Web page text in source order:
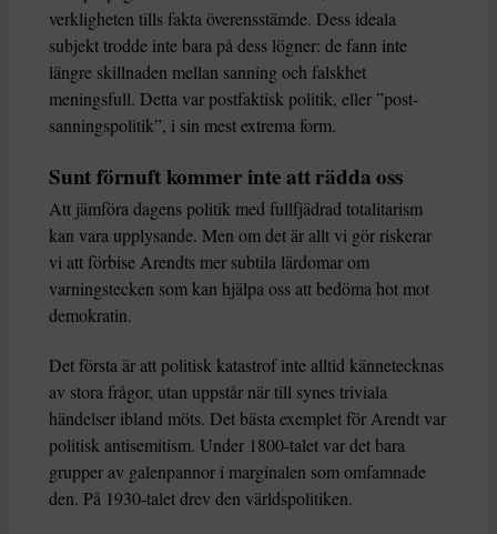
verkligheten tills fakta överensstämde. Dess ideala
subjekt trodde inte bara på dess lögner: de fann inte
längre skillnaden mellan sanning och falskhet
meningsfull. Detta var postfaktisk politik, eller ”post-
sanningspolitik”, i sin mest extrema form.
Sunt förnuft kommer inte att rädda oss
Att jämföra dagens politik med fullfjädrad totalitarism
kan vara upplysande. Men om det är allt vi gör riskerar
vi att förbise Arendts mer subtila lärdomar om
varningstecken som kan hjälpa oss att bedöma hot mot
demokratin.
Det första är att politisk katastrof inte alltid kännetecknas
av stora frågor, utan uppstår när till synes triviala
händelser ibland möts. Det bästa exemplet för Arendt var
politisk antisemitism. Under 1800-talet var det bara
grupper av galenpannor i marginalen som omfamnade
den. På 1930-talet drev den världspolitiken.